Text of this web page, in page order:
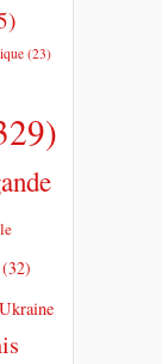
(23)
(32)
Ukraine